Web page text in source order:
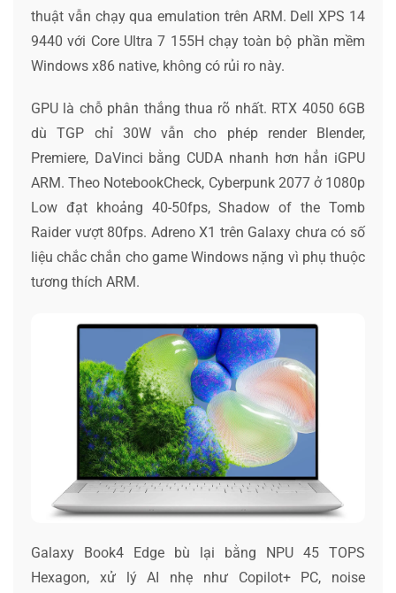
thuật vẫn chạy qua emulation trên ARM. Dell XPS 14
9440 với Core Ultra 7 155H chạy toàn bộ phần mềm
Windows x86 native, không có rủi ro này.
GPU là chỗ phân thắng thua rõ nhất. RTX 4050 6GB
dù TGP chỉ 30W vẫn cho phép render Blender,
Premiere, DaVinci bằng CUDA nhanh hơn hẳn iGPU
ARM. Theo NotebookCheck, Cyberpunk 2077 ở 1080p
Low đạt khoảng 40-50fps, Shadow of the Tomb
Raider vượt 80fps. Adreno X1 trên Galaxy chưa có số
liệu chắc chắn cho game Windows nặng vì phụ thuộc
tương thích ARM.
Galaxy Book4 Edge bù lại bằng NPU 45 TOPS
Hexagon, xử lý AI nhẹ như Copilot+ PC, noise